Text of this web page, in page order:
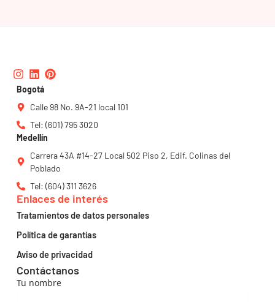
Instagram
Linkedin
Pinterest
Bogotá
Calle 98 No. 9A-21 local 101
Tel: (601) 795 3020
Medellín
Carrera 43A #14-27 Local 502 Piso 2, Edif. Colinas del
Poblado
Tel: (604) 311 3626
Contáctanos
Tu nombre
Enlaces de interés
Tratamientos de datos personales
Política de garantías
Aviso de privacidad